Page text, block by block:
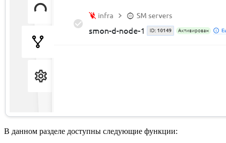
В данном разделе доступны следующие функции: